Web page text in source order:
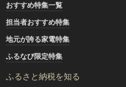
おすすめ特集一覧
担当者おすすめ特集
地元が誇る家電特集
ふるなび限定特集
ふるさと納税を知る